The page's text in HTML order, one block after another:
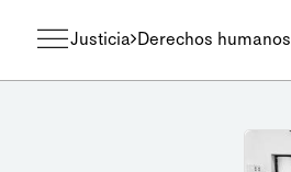
Justicia Derechos humanos